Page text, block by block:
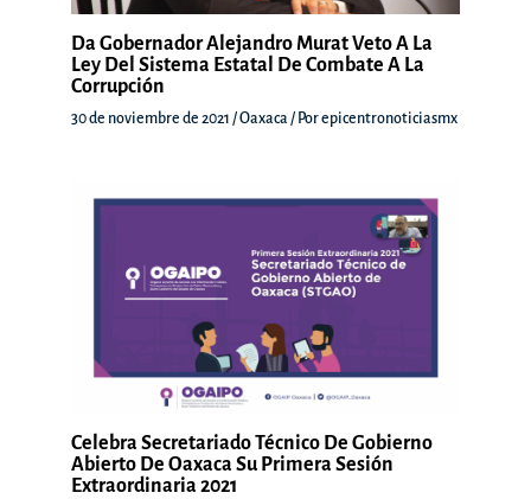
Da Gobernador Alejandro Murat Veto A La
Ley Del Sistema Estatal De Combate A La
Corrupción
30 de noviembre de 2021 /Oaxaca / Porepicentronoticiasmx
Celebra Secretariado Técnico De Gobierno
Abierto De Oaxaca Su Primera Sesión
Extraordinaria 2021